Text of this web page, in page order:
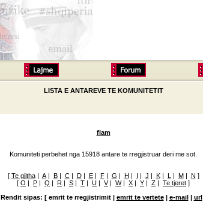
LISTA E ANTAREVE TE KOMUNITETIT
flam
Komuniteti perbehet nga 15918 antare te rregjistruar deri me sot.
[ Te gjitha| A| B| C| D| E| F| G | H | I | J | K| L | M| N ]
[ O | P | Q | R | S | T | U | V| W| X | Y | Z | Te tjeret ]
Rendit sipas: [ emrit te rregjistrimit | emrit te vertete| e-mail| url